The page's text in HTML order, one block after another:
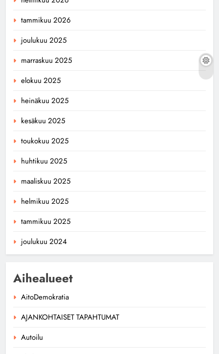
tammikuu 2026
joulukuu 2025
marraskuu 2025
elokuu 2025
heinäkuu 2025
kesäkuu 2025
toukokuu 2025
huhtikuu 2025
maaliskuu 2025
helmikuu 2025
tammikuu 2025
joulukuu 2024
Aihealueet
AitoDemokratia
AJANKOHTAISET TAPAHTUMAT
Autoilu